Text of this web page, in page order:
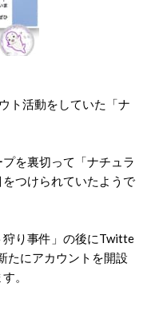
ト活動をしていた「ナ
を裏切って「ナチュラ
つけられていたようで
狩り事件」の後にTwitte
たにアカウントを開設
。